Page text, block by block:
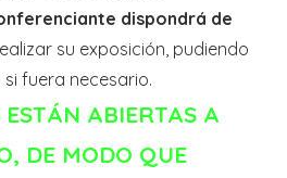
dispondrá de
su exposición, pudiendo
fuera necesario.
ABIERTAS A
DE MODO QUE